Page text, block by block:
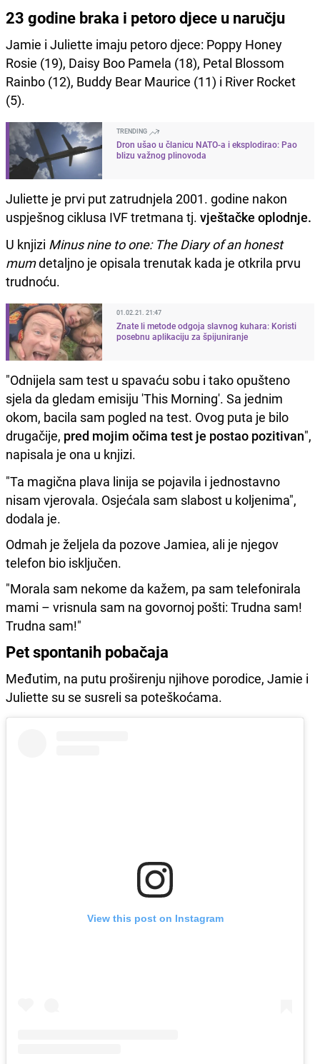
23 godine braka i petoro djece u naručju
Jamie i Juliette imaju petoro djece: Poppy Honey
Rosie (19), Daisy Boo Pamela (18), Petal Blossom
Rainbo (12), Buddy Bear Maurice (11) i River Rocket
(5).
TRENDING
Dron ušao u članicu NATO-a i eksplodirao: Pao
blizu važnog plinovoda
Juliette je prvi put zatrudnjela 2001. godine nakon
uspješnog ciklusa IVF tretmana tj. vještačke oplodnje.
U knjizi Minus nine to one: The Diary of an honest
mumdetaljno je opisala trenutak kada je otkrila prvu
trudnoću.
01.02.21. 21:47
Znate li metode odgoja slavnog kuhara: Koristi
posebnu aplikaciju za špijuniranje
"Odnijela sam test u spavaću sobu i tako opušteno
sjela da gledam emisiju 'This Morning'. Sa jednim
okom, bacila sam pogled na test. Ovog puta je bilo
drugačije, pred mojim očima test je postao pozitivan",
napisala je ona u knjizi.
"Ta magična plava linija se pojavila i jednostavno
nisam vjerovala. Osjećala sam slabost u koljenima",
dodala je.
Odmah je željela da pozove Jamiea, ali je njegov
telefon bio isključen.
"Morala sam nekome da kažem, pa sam telefonirala
mami – vrisnula sam na govornoj pošti: Trudna sam!
Trudna sam!"
Pet spontanih pobačaja
Međutim, na putu proširenju njihove porodice, Jamie i
Juliette su se susreli sa poteškoćama.
View this post on Instagram